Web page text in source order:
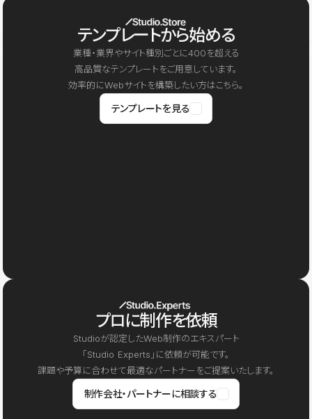
テンプレートから始める
業種・業界やサイト種別ごとに400を超える
高品質なテンプレートをご用意しています。
効率的にWebサイトを構築したい方はこちら。
テンプレートを見る
プロに制作を依頼
Studioが認定したWeb制作のエキスパート
「Studio Experts」に依頼が可能です。
課題や予算に合わせて最適なパートナーをご提案いたします。
制作会社・パートナーに相談する